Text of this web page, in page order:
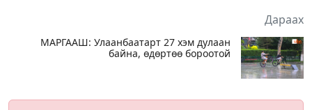
Дараах
МАРГААШ: Улаанбаатарт 27 хэм дулаан
байна, өдөртөө бороотой